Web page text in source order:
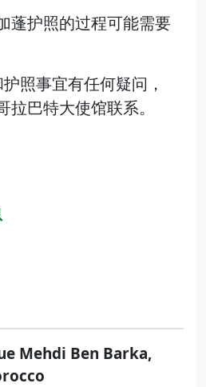
蓬护照的过程可能需要
照事宜有任何疑问，
巴特大使馆联系。
Mehdi Ben Barka,